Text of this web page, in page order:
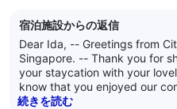
宿泊施設からの返信
Dear Ida, -- Greetings from Citadines Fusionopolis
Singapore. -- Thank you for sharing your feedback following
your staycation with your lovely family. --
know that you enjoyed our
your One-Bedroom Premium
続きを読む